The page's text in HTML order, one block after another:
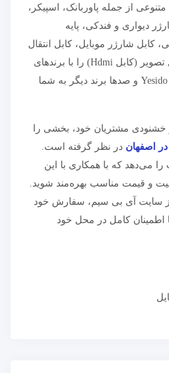
از جمله پاوربانک، اسپیکر،
دیواری و فندکی، پایه
کابل شارژر موبایل، کابل انتقال
صدا (کابل Aux) و کابل انتقال تصویر (کابل Hdmi) را با برندهای
مطرح و معروف مانند یسیدو Yesido و صدها برند دیگر به شما
خشنودی مشتریان خود، بخشی را
اصفهان در نظر گرفته است.
می‌دهد که با همکاری با این
و قیمت مناسب بهره‌مند شوید.
از سایت آی بی سیم، سفارش خود
اطمینان کامل در محل خود